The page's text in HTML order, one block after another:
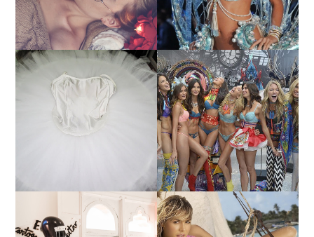
TUTORIAL PARA HACER
UN TUTÚ DE BALLET DE
PLATO CON ARO.
¿QUIERES SABER LA
EDAD Y ALTURA DE LAS
MODELOS VICTORIA'S
SECRET 2017?